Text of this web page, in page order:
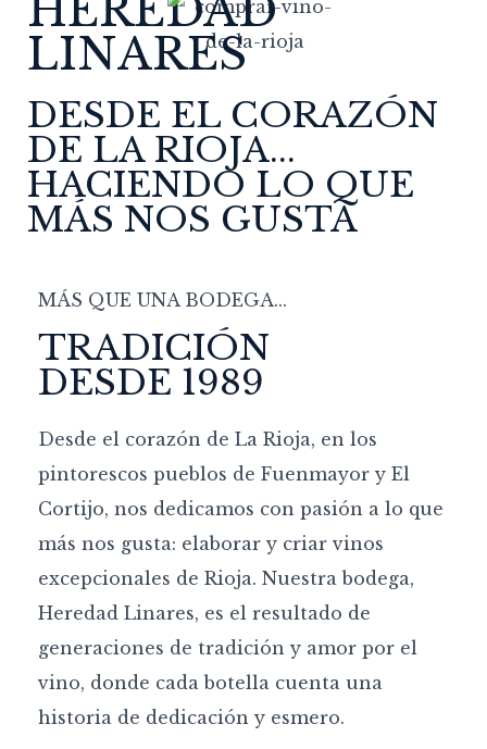
LINARES
DESDE EL CORAZÓN
DE LA RIOJA...
HACIENDO LO QUE
MÁS NOS GUSTA
MÁS QUE UNA BODEGA...
TRADICIÓN
DESDE 1989
Desde el corazón de La Rioja, en los
pintorescos pueblos de Fuenmayor y El
Cortijo, nos dedicamos con pasión a lo que
más nos gusta: elaborar y criar vinos
excepcionales de Rioja. Nuestra bodega,
Heredad Linares, es el resultado de
generaciones de tradición y amor por el
vino, donde cada botella cuenta una
historia de dedicación y esmero.